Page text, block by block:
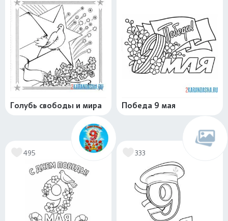
Голубь свободы и мира Победа 9 мая
495 333